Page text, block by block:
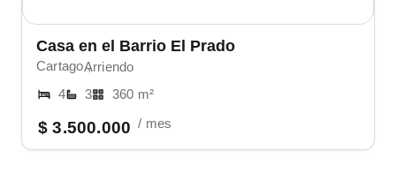
Casa en el Barrio El Prado
Cartago ,Arriendo
4
3 360 m²
$ 3.500.000 / mes